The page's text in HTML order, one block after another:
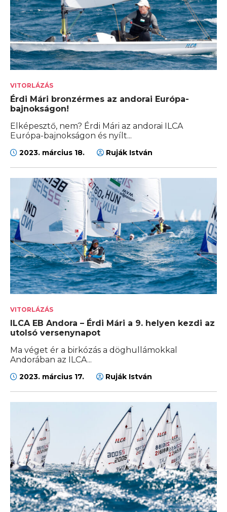
VITORLÁZÁS
Érdi Mári bronzérmes az andorai Európa-
bajnokságon!
Elképesztő, nem? Érdi Mári az andorai ILCA
Európa-bajnokságon és nyílt...
2023. március 18. Ruják István
VITORLÁZÁS
ILCA EB Andora – Érdi Mári a 9. helyen kezdi az
utolsó versenynapot
Ma véget ér a birkózás a döghullámokkal
Andorában az ILCA...
2023. március 17. Ruják István